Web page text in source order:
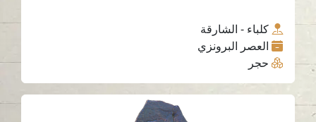
كلباء - الشارقة
العصر البرونزي
حجر